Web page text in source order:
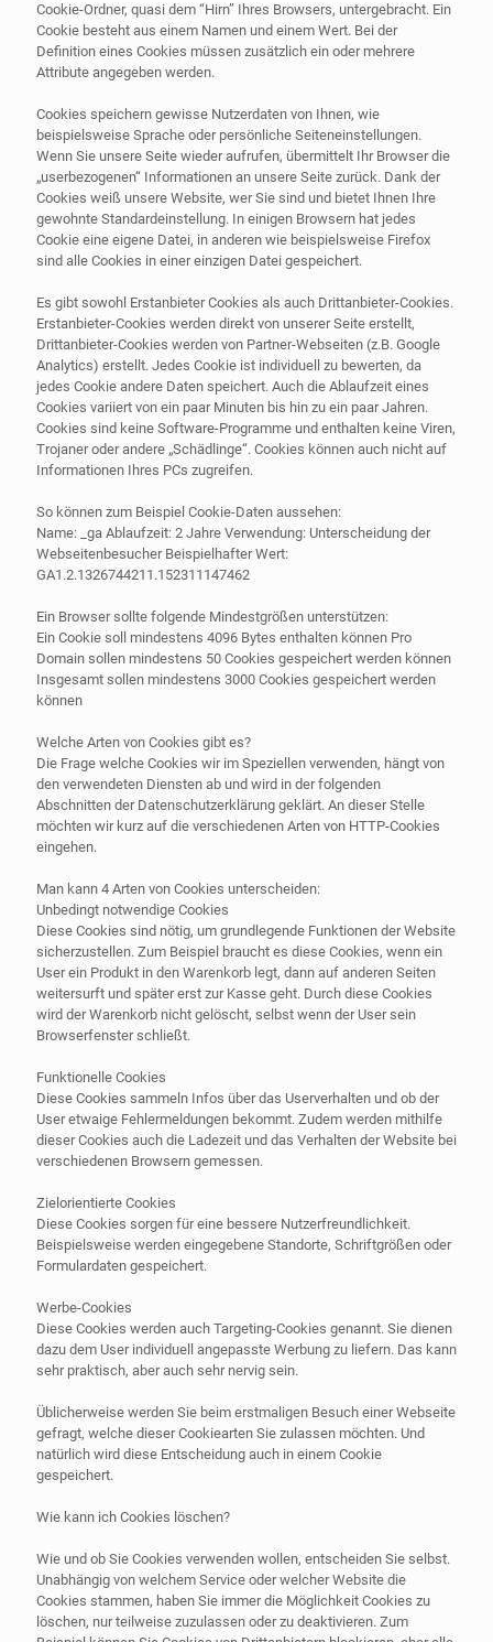
Cookie-Ordner, quasi dem “Hirn” Ihres Browsers, untergebracht. Ein
Cookie besteht aus einem Namen und einem Wert. Bei der
Definition eines Cookies müssen zusätzlich ein oder mehrere
Attribute angegeben werden.
Cookies speichern gewisse Nutzerdaten von Ihnen, wie
beispielsweise Sprache oder persönliche Seiteneinstellungen.
Wenn Sie unsere Seite wieder aufrufen, übermittelt Ihr Browser die
„userbezogenen“ Informationen an unsere Seite zurück. Dank der
Cookies weiß unsere Website, wer Sie sind und bietet Ihnen Ihre
gewohnte Standardeinstellung. In einigen Browsern hat jedes
Cookie eine eigene Datei, in anderen wie beispielsweise Firefox
sind alle Cookies in einer einzigen Datei gespeichert.
Es gibt sowohl Erstanbieter Cookies als auch Drittanbieter-Cookies.
Erstanbieter-Cookies werden direkt von unserer Seite erstellt,
Drittanbieter-Cookies werden von Partner-Webseiten (z.B. Google
Analytics) erstellt. Jedes Cookie ist individuell zu bewerten, da
jedes Cookie andere Daten speichert. Auch die Ablaufzeit eines
Cookies variiert von ein paar Minuten bis hin zu ein paar Jahren.
Cookies sind keine Software-Programme und enthalten keine Viren,
Trojaner oder andere „Schädlinge“. Cookies können auch nicht auf
Informationen Ihres PCs zugreifen.
So können zum Beispiel Cookie-Daten aussehen:
Name: _ga Ablaufzeit: 2 Jahre Verwendung: Unterscheidung der
Webseitenbesucher Beispielhafter Wert:
GA1.2.1326744211.152311147462
Ein Browser sollte folgende Mindestgrößen unterstützen:
Ein Cookie soll mindestens 4096 Bytes enthalten können Pro
Domain sollen mindestens 50 Cookies gespeichert werden können
Insgesamt sollen mindestens 3000 Cookies gespeichert werden
können
Welche Arten von Cookies gibt es?
Die Frage welche Cookies wir im Speziellen verwenden, hängt von
den verwendeten Diensten ab und wird in der folgenden
Abschnitten der Datenschutzerklärung geklärt. An dieser Stelle
möchten wir kurz auf die verschiedenen Arten von HTTP-Cookies
eingehen.
Man kann 4 Arten von Cookies unterscheiden:
Unbedingt notwendige Cookies
Diese Cookies sind nötig, um grundlegende Funktionen der Website
sicherzustellen. Zum Beispiel braucht es diese Cookies, wenn ein
User ein Produkt in den Warenkorb legt, dann auf anderen Seiten
weitersurft und später erst zur Kasse geht. Durch diese Cookies
wird der Warenkorb nicht gelöscht, selbst wenn der User sein
Browserfenster schließt.
Funktionelle Cookies
Diese Cookies sammeln Infos über das Userverhalten und ob der
User etwaige Fehlermeldungen bekommt. Zudem werden mithilfe
dieser Cookies auch die Ladezeit und das Verhalten der Website bei
verschiedenen Browsern gemessen.
Zielorientierte Cookies
Diese Cookies sorgen für eine bessere Nutzerfreundlichkeit.
Beispielsweise werden eingegebene Standorte, Schriftgrößen oder
Formulardaten gespeichert.
Werbe-Cookies
Diese Cookies werden auch Targeting-Cookies genannt. Sie dienen
dazu dem User individuell angepasste Werbung zu liefern. Das kann
sehr praktisch, aber auch sehr nervig sein.
Üblicherweise werden Sie beim erstmaligen Besuch einer Webseite
gefragt, welche dieser Cookiearten Sie zulassen möchten. Und
natürlich wird diese Entscheidung auch in einem Cookie
gespeichert.
Wie kann ich Cookies löschen?
Wie und ob Sie Cookies verwenden wollen, entscheiden Sie selbst.
Unabhängig von welchem Service oder welcher Website die
Cookies stammen, haben Sie immer die Möglichkeit Cookies zu
löschen, nur teilweise zuzulassen oder zu deaktivieren. Zum